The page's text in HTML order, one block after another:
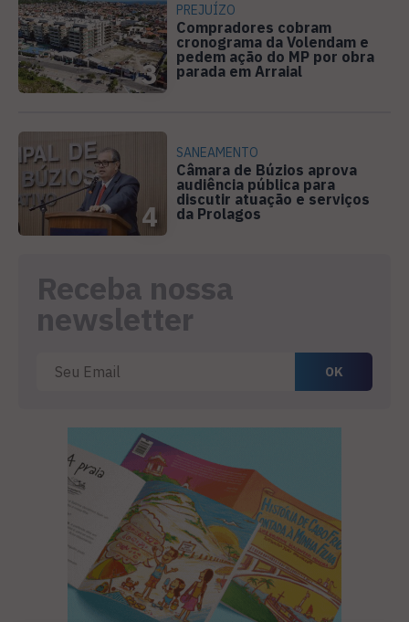
3
PREJUÍZO
Compradores cobram
cronograma da Volendam e
pedem ação do MP por obra
parada em Arraial
4
SANEAMENTO
Câmara de Búzios aprova
audiência pública para
discutir atuação e serviços
da Prolagos
Receba nossa
newsletter